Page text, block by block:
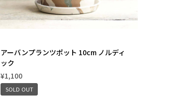
アーバンプランツポット 10cm ノルディ
ック
¥1,100
SOLD OUT